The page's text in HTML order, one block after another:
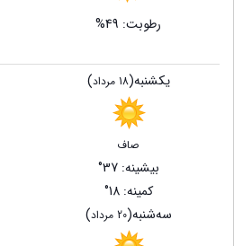
رطوبت: 49%
یکشنبه(18 مرداد )
صاف
بیشینه: 37°
کمینه: 18°
ﺳﻪشنبه(20 مرداد )